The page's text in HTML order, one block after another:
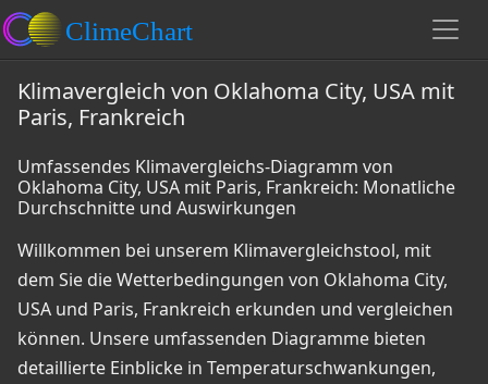
Klimavergleich von Oklahoma City, USA mit
Paris, Frankreich
Umfassendes Klimavergleichs-Diagramm von
Oklahoma City, USA mit Paris, Frankreich: Monatliche
Durchschnitte und Auswirkungen
Willkommen bei unserem Klimavergleichstool, mit
dem Sie die Wetterbedingungen von Oklahoma City,
USA und Paris, Frankreich erkunden und vergleichen
können. Unsere umfassenden Diagramme bieten
detaillierte Einblicke in Temperaturschwankungen,